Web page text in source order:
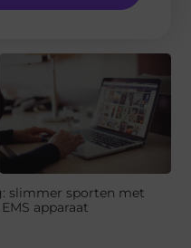
slimmer sporten met
apparaat